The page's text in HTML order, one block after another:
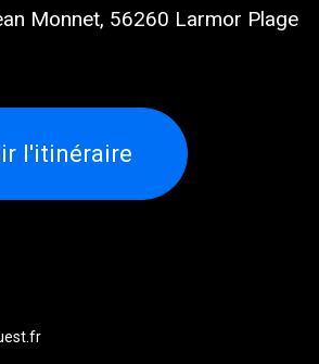
Monnet, 56260 Larmor Plage
l'itinéraire